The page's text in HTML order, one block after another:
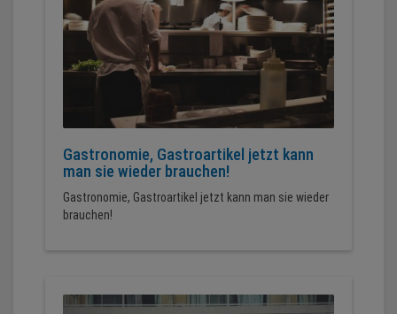
Gastronomie, Gastroartikel jetzt kann
man sie wieder brauchen!
Gastronomie, Gastroartikel jetzt kann man sie wieder
brauchen!